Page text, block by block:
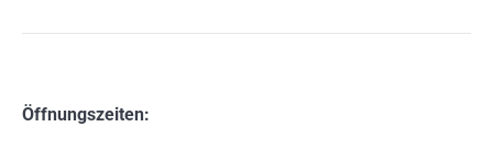
Öffnungszeiten: